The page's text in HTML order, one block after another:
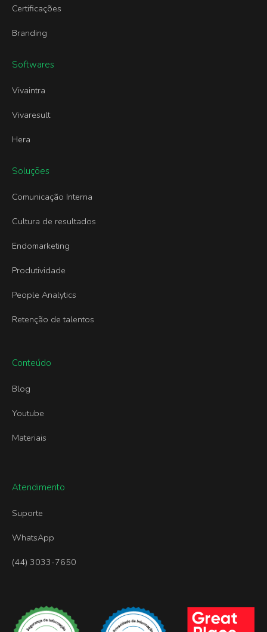
Certificações
Branding
Softwares
Vivaintra
Vivaresult
Hera
Soluções
Comunicação Interna
Cultura de resultados
Endomarketing
Produtividade
People Analytics
Retenção de talentos
Conteúdo
Blog
Youtube
Materiais
Atendimento
Suporte
WhatsApp
(44) 3033-7650